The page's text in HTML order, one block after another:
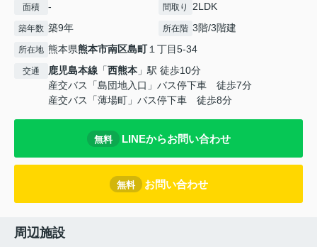
面積 - 間取り 2LDK
築年数 築9年 所在階 3階/3階建
所在地 熊本県熊本市南区島町１丁目5-34
交通 鹿児島本線 「西熊本 」駅 徒歩10分
産交バス「島団地入口」バス停下車 徒歩7分
産交バス「薄場町」バス停下車 徒歩8分
無料 LINEからお問い合わせ
無料 お問い合わせ
周辺施設